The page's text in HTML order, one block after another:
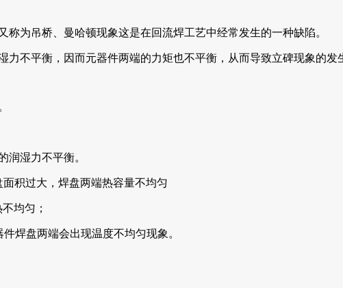
为吊桥、曼哈顿现象这是在回流焊工艺中经常发生的一种缺陷。
力不平衡，因而元器件两端的力矩也不平衡，从而导致立碑现象的发
润湿力不平衡。
积过大，焊盘两端热容量不均匀
均匀；
焊盘两端会出现温度不均匀现象。